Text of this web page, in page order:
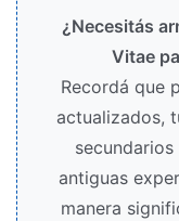
¿Necesitás
Vitae
Recordá que
actualizados,
antiguas
manera